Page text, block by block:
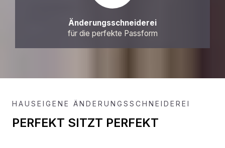
Änderungsschneiderei
für die perfekte Passform
HAUSEIGENE ÄNDERUNGSSCHNEIDEREI
PERFEKT SITZT PERFEKT